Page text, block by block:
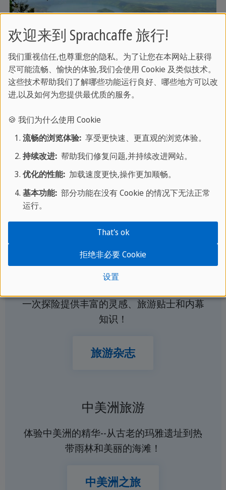
选择 Sprachcaffe 旅行
40 年来，我们一直是墨西哥、古巴和中美洲旅游的
领导者。我们拥有 20 多万名快乐的旅行者，对这些
地区有广泛的了解和认识。我们与行业领导者的长
律标准和全套旅行保护为您提供最大的安全保障，
让您尽情享受假期。关于我们的更多信息 "
您可能还会对以下内容感兴趣
中美洲旅游杂志
一次探险提供丰富的灵感、旅游贴士和内幕
知识！
旅游杂志
中美洲旅游
体验中美洲的精华--从古老的玛雅遗址到热
带雨林和美丽的海滩！
中美洲之旅
欢迎来到 Sprachcaffe 旅行!
我们重视信任,也尊重您的隐私。为了让您在本网站上获得
尽可能流畅、愉快的体验,我们会使用 Cookie 及类似技术。
这些技术帮助我们了解哪些功能运行良好、哪些地方可以改
进,以及如何为您提供最优质的服务。
🍪 我们为什么使用 Cookie
流畅的浏览体验:享受更快速、更直观的浏览体验。
持续改进:帮助我们修复问题,并持续改进网站。
优化的性能:加载速度更快,操作更加顺畅。
基本功能:部分功能在没有 Cookie 的情况下无法正常
运行。
设置
拒绝非必要 Cookie
That's ok